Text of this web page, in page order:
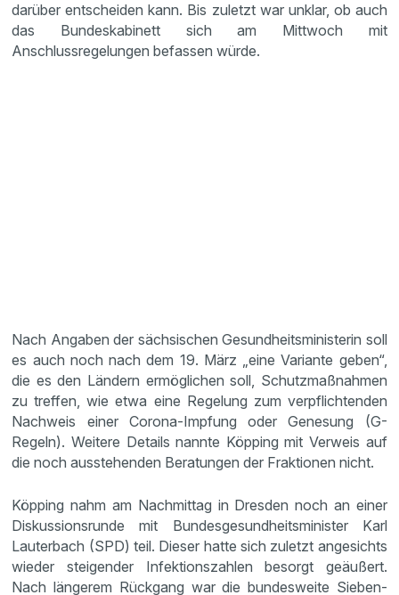
darüber entscheiden kann. Bis zuletzt war unklar, ob auch
das Bundeskabinett sich am Mittwoch mit
Anschlussregelungen befassen würde.
Nach Angaben der sächsischen Gesundheitsministerin soll
es auch noch nach dem 19. März „eine Variante geben“,
die es den Ländern ermöglichen soll, Schutzmaßnahmen
zu treffen, wie etwa eine Regelung zum verpflichtenden
Nachweis einer Corona-Impfung oder Genesung (G-
Regeln). Weitere Details nannte Köpping mit Verweis auf
die noch ausstehenden Beratungen der Fraktionen nicht.
Köpping nahm am Nachmittag in Dresden noch an einer
Diskussionsrunde mit Bundesgesundheitsminister Karl
Lauterbach (SPD) teil. Dieser hatte sich zuletzt angesichts
wieder steigender Infektionszahlen besorgt geäußert.
Nach längerem Rückgang war die bundesweite Sieben-